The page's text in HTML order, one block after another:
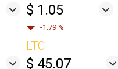
$ 1.05
-1.79 %
LTC
$ 45.07